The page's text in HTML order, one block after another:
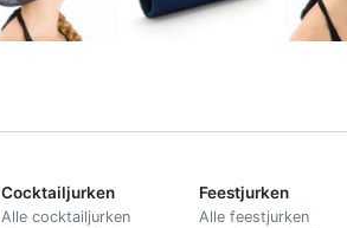
Cocktailjurken
Alle cocktailjurken
Feestjurken
Alle feestjurken